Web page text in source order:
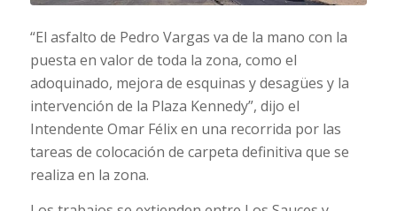
“El asfalto de Pedro Vargas va de la mano con la
puesta en valor de toda la zona, como el
adoquinado, mejora de esquinas y desagües y la
intervención de la Plaza Kennedy”, dijo el
Intendente Omar Félix en una recorrida por las
tareas de colocación de carpeta definitiva que se
realiza en la zona.